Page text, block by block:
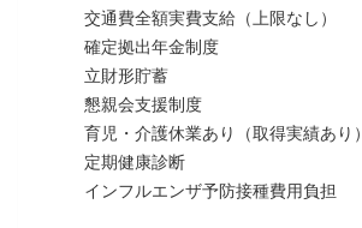
交通費全額実費支給（上限なし）
確定拠出年金制度
立財形貯蓄
懇親会支援制度
育児・介護休業あり（取得実績あり）
定期健康診断
インフルエンザ予防接種費用負担